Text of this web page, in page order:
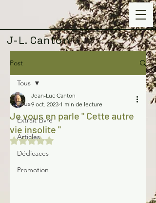
J-L. Canton
Post
Tous
Extrait Livre
Articles
Dédicaces
Promotion
Tous
Je vous en parle " Cette autre
vie insolite "
Jean-Luc Canton
9 oct. 2023 1 min de lecture
Noté NaN étoiles sur 5.